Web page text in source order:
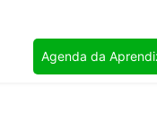
Agenda da